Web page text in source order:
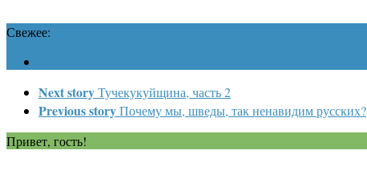
Свежее:
Next storyТучекукуйщина, часть 2
Previous storyПочему мы, шведы, так ненавидим русских?
Привет, гость!